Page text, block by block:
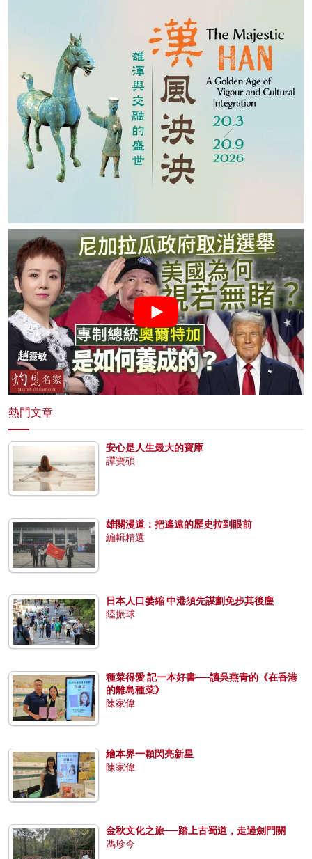
熱門文章
安心是人生最大的寶庫
譚寶碩
雄關漫道：把遙遠的歷史拉到眼前
編輯精選
日本人口萎縮 中港須先謀劃免步其後塵
陸振球
種菜得愛 記一本好書──讀吳燕青的《在香港
的離島種菜》
陳家偉
繪本界一顆閃亮新星
陳家偉
金秋文化之旅──踏上古蜀道，走過劍門關
馮珍今